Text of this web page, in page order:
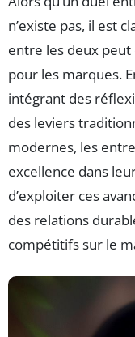
n’existe pas, il est
entre les deux
pour les marques.
intégrant des
des leviers
modernes, les
excellence dans
d’exploiter ces
des relations
compétitifs sur le